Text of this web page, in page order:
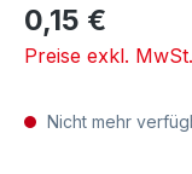
0,15 €
Preise exkl.
Nicht mehr